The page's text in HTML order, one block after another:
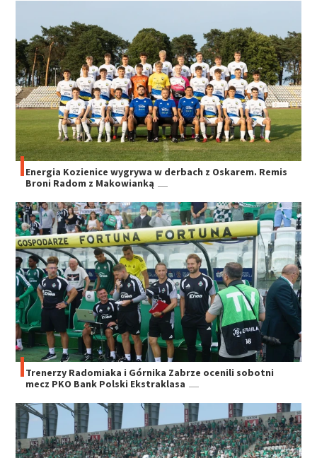
Energia Kozienice wygrywa w derbach z Oskarem. Remis
Broni Radom z Makowianką
Trenerzy Radomiaka i Górnika Zabrze ocenili sobotni
mecz PKO Bank Polski Ekstraklasa